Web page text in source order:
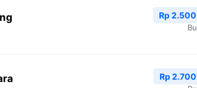
Rp
Rp